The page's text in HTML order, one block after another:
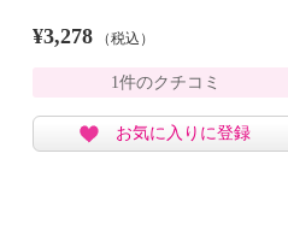
¥3,278 （税込）
1件のクチコミ
お気に入りに登録